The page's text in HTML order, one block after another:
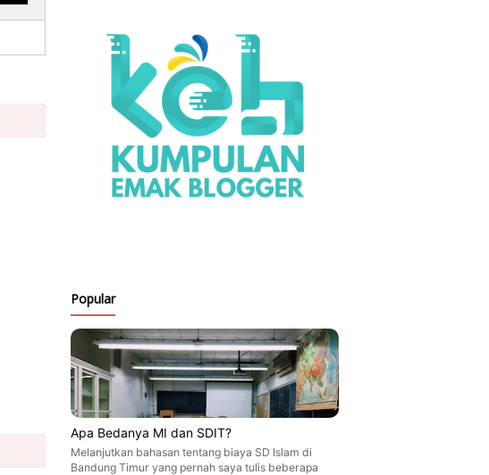
Popular
Apa Bedanya MI dan SDIT?
Melanjutkan bahasan tentang biaya SD Islam di
Bandung Timur yang pernah saya tulis beberapa